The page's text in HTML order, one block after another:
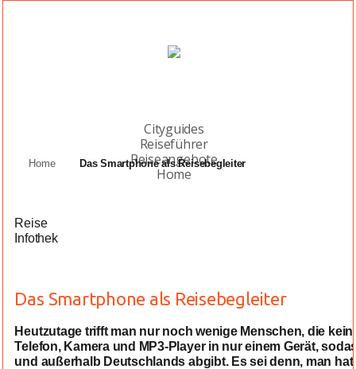
Cityguides
Reiseführer
Reiseangebote
Home
Home Das Smartphone als Reisebegleiter
Reise
Infothek
Das Smartphone als Reisebegleiter
Heutzutage trifft man nur noch wenige Menschen, die
Telefon, Kamera und MP3-Player in nur einem Gerät,
und außerhalb Deutschlands abgibt. Es sei denn, man